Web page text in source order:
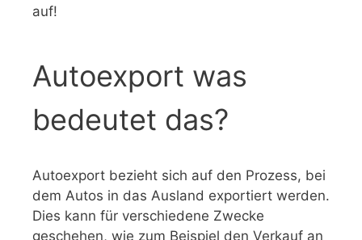
auf!
Autoexport was
bedeutet das?
Autoexport bezieht sich auf den Prozess, bei
dem Autos in das Ausland exportiert werden.
Dies kann für verschiedene Zwecke
geschehen, wie zum Beispiel den Verkauf an